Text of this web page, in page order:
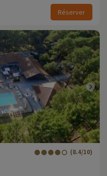
Réserver
(8.4/10)